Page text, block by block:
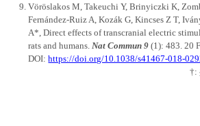
Vöröslakos M, Takeuchi Y, Brinyiczki K,
Fernández-Ruiz A, Kozák G, Kincses Z T,
A*, Direct effects of transcranial electric
rats and humans. Nat Commun 9 (1): 483. 20
DOI:https://doi.org/10.1038/s41467-018-
†: